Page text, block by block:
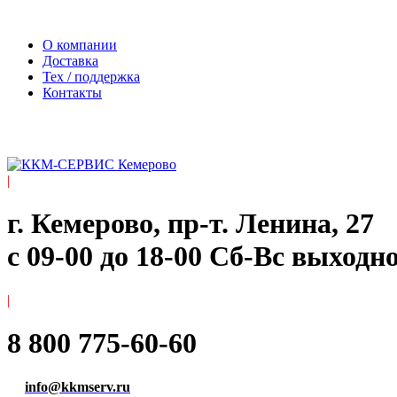
О компании
Доставка
Тех / поддержка
Контакты
|
г. Кемерово, пр-т. ​Ленина, 27
с 09-00 до 18-00 Сб-Вс
|
8 800 775-60-60
info@kkmserv.ru